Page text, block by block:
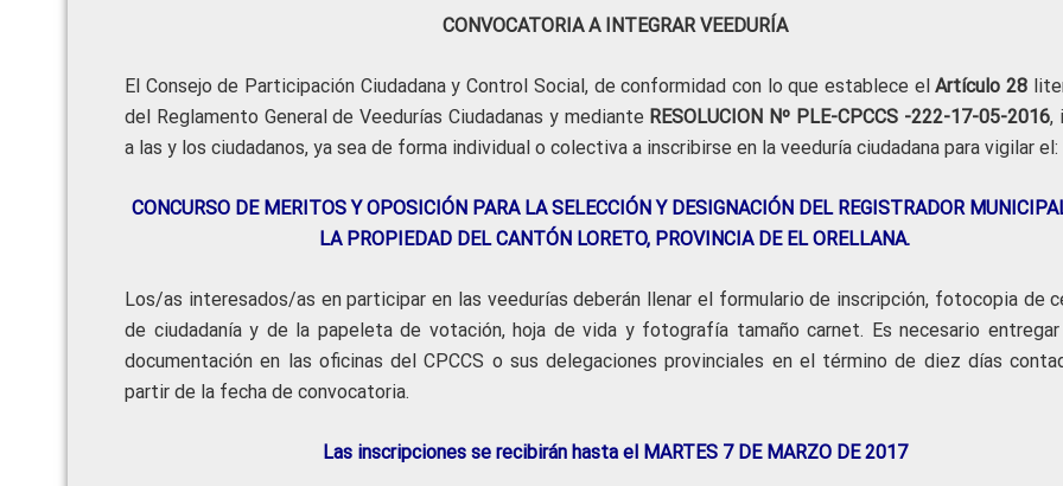
CONVOCATORIA A INTEGRAR VEEDURÍA
El Consejo de Participación Ciudadana y Control Social, de conformidad con lo que establece elArtículo 28
del Reglamento General de Veedurías Ciudadanas y mediante RESOLUCION Nº PLE-CPCCS -222-17-05-2016,
a las y los ciudadanos, ya sea de forma individual o colectiva a inscribirse en la veeduría ciudadana para vigilar el:
CONCURSO DE MERITOS Y OPOSICIÓN PARA LA SELECCIÓN Y DESIGNACIÓN DEL REGISTRADOR
LA PROPIEDAD DEL CANTÓN LORETO, PROVINCIA DE EL ORELLANA.
Los/as interesados/as en participar en las veedurías deberán llenar el formulario de inscripción, fotocopia de
de ciudadanía y de la papeleta de votación, hoja de vida y fotografía tamaño carnet. Es necesario
documentación en las oficinas del CPCCS o sus delegaciones provinciales en el término de diez días
partir de la fecha de convocatoria.
Las inscripciones se recibirán hasta el MARTES 7 DE MARZO DE 2017